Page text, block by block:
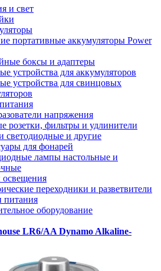
и свет
портативные аккумуляторы Power
боксы и адаптеры
устройства для аккумуляторов
устройства для свинцовых
напряжения
розетки, фильтры и удлинители
светодиодные и другие
для фонарей
лампы настольные и
переходники и разветвители
питания
оборудование
LR6/AA Dynamo Alkaline-